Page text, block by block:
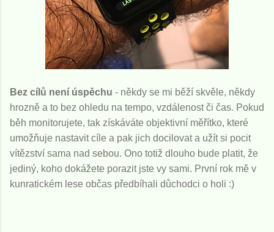
Bez cílů není úspěchu - někdy se mi běží skvěle, někdy
hrozně a to bez ohledu na tempo, vzdálenost či čas. Pokud
běh monitorujete, tak získáváte objektivní měřítko, které
umožňuje nastavit cíle a pak jich docilovat a užít si pocit
vítězství sama nad sebou. Ono totiž dlouho bude platit, že
jediný, koho dokážete porazit jste vy sami. První rok mě v
kunratickém lese občas předbíhali důchodci o holi :)